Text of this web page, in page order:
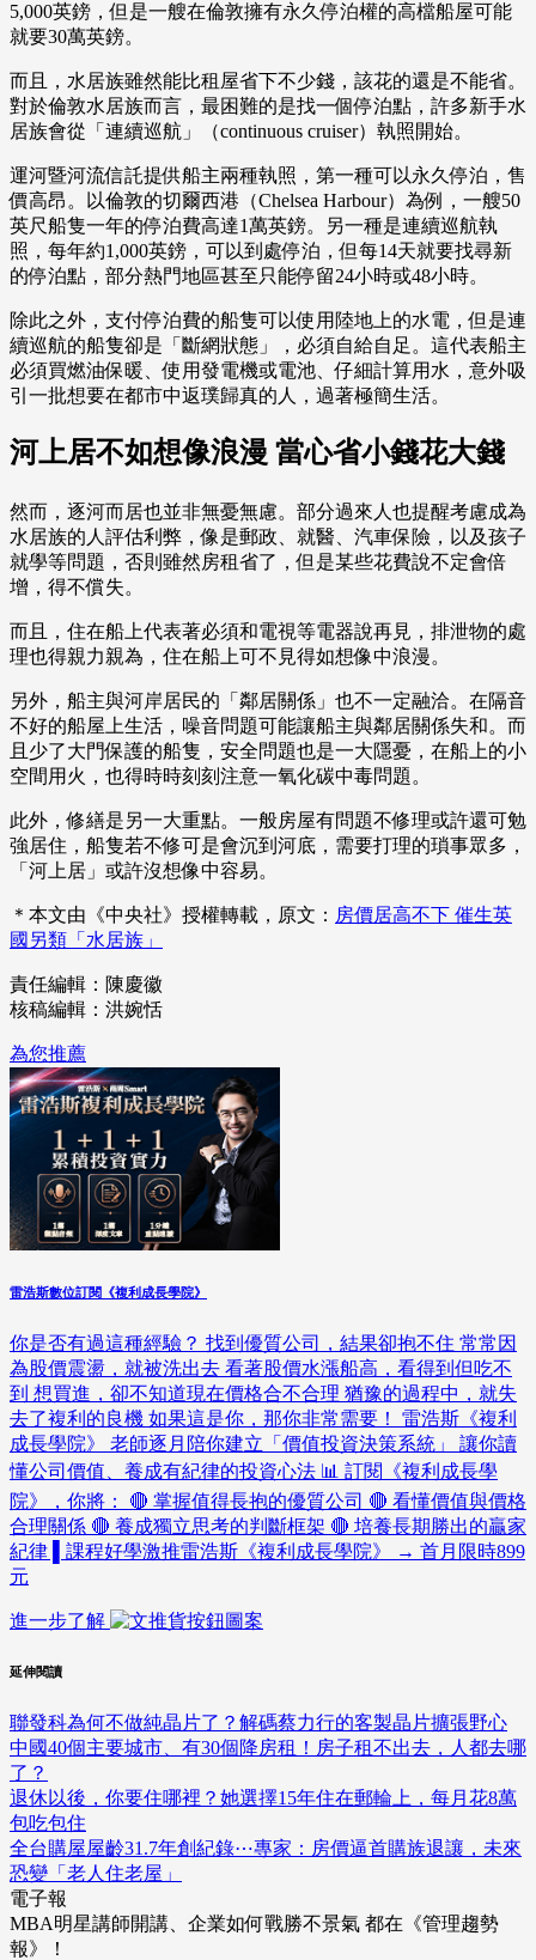
5,000英鎊，但是一艘在倫敦擁有永久停泊權的高檔船屋可能
就要30萬英鎊。
而且，水居族雖然能比租屋省下不少錢，該花的還是不能省。
對於倫敦水居族而言，最困難的是找一個停泊點，許多新手水
居族會從「連續巡航」（continuous cruiser）執照開始。
運河暨河流信託提供船主兩種執照，第一種可以永久停泊，售
價高昂。以倫敦的切爾西港（Chelsea Harbour）為例，一艘50
英尺船隻一年的停泊費高達1萬英鎊。另一種是連續巡航執
照，每年約1,000英鎊，可以到處停泊，但每14天就要找尋新
的停泊點，部分熱門地區甚至只能停留24小時或48小時。
除此之外，支付停泊費的船隻可以使用陸地上的水電，但是連
續巡航的船隻卻是「斷網狀態」，必須自給自足。這代表船主
必須買燃油保暖、使用發電機或電池、仔細計算用水，意外吸
引一批想要在都市中返璞歸真的人，過著極簡生活。
河上居不如想像浪漫 當心省小錢花大錢
然而，逐河而居也並非無憂無慮。部分過來人也提醒考慮成為
水居族的人評估利弊，像是郵政、就醫、汽車保險，以及孩子
就學等問題，否則雖然房租省了，但是某些花費說不定會倍
增，得不償失。
而且，住在船上代表著必須和電視等電器說再見，排泄物的處
理也得親力親為，住在船上可不見得如想像中浪漫。
另外，船主與河岸居民的「鄰居關係」也不一定融洽。在隔音
不好的船屋上生活，噪音問題可能讓船主與鄰居關係失和。而
且少了大門保護的船隻，安全問題也是一大隱憂，在船上的小
空間用火，也得時時刻刻注意一氧化碳中毒問題。
此外，修繕是另一大重點。一般房屋有問題不修理或許還可勉
強居住，船隻若不修可是會沉到河底，需要打理的瑣事眾多，
「河上居」或許沒想像中容易。
＊本文由《中央社》授權轉載，原文： 房價居高不下 催生英
國另類「水居族」
責任編輯：陳慶徽
核稿編輯：洪婉恬
為您推薦
雷浩斯數位訂閱《複利成長學院》
你是否有過這種經驗？ 找到優質公司，結果卻抱不住 常常因
為股價震盪，就被洗出去 看著股價水漲船高，看得到但吃不
到 想買進，卻不知道現在價格合不合理 猶豫的過程中，就失
去了複利的良機 如果這是你，那你非常需要！ 雷浩斯《複利
成長學院》 老師逐月陪你建立「價值投資決策系統」 讓你讀
懂公司價值、養成有紀律的投資心法 📊 訂閱《複利成長學
院》，你將： 🔴 掌握值得長抱的優質公司 🔴 看懂價值與價格
合理關係 🔴 養成獨立思考的判斷框架 🔴 培養長期勝出的贏家
紀律 ▌課程好學激推雷浩斯《複利成長學院》 → 首月限時899
元
進一步了解
延伸閱讀
聯發科為何不做純晶片了？解碼蔡力行的客製晶片擴張野心
中國40個主要城市、有30個降房租！房子租不出去，人都去哪
了？
退休以後，你要住哪裡？她選擇15年住在郵輪上，每月花8萬
包吃包住
全台購屋屋齡31.7年創紀錄⋯專家：房價逼首購族退讓，未來
恐變「老人住老屋」
電子報
MBA明星講師開講、企業如何戰勝不景氣 都在《管理趨勢
報》！